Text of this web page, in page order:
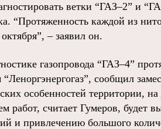
ветки “ГАЗ–2” и
“Протяженность каждой из
– заявил он.
газопровода “ГАЗ–4”
сообщил
особенностей территории,
работ, считает Гумеров, будет
и привлечению большого